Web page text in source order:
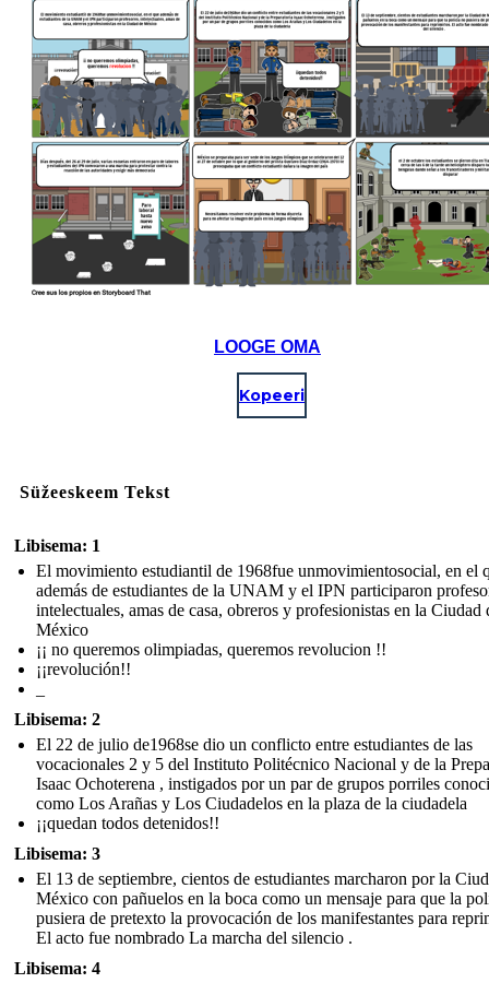
LOOGE OMA
Kopeeri
Süžeeskeem Tekst
Libisema: 1
El movimiento estudiantil de 1968fue unmovimientosocial, en el
además de estudiantes de la UNAM y el IPN participaron
intelectuales, amas de casa, obreros y profesionistas en la Ciudad
México
¡¡ no queremos olimpiadas, queremos revolucion !!
¡¡revolución!!
Libisema: 2
El 22 de julio de1968se dio un conflicto entre estudiantes de las
vocacionales 2 y 5 del Instituto Politécnico Nacional y de la
Isaac Ochoterena , instigados por un par de grupos porriles
como Los Arañas y Los Ciudadelos en la plaza de la ciudadela
¡¡quedan todos detenidos!!
Libisema: 3
El 13 de septiembre, cientos de estudiantes marcharon por la
México con pañuelos en la boca como un mensaje para que la
pusiera de pretexto la provocación de los manifestantes para
El acto fue nombrado La marcha del silencio .
Libisema: 4